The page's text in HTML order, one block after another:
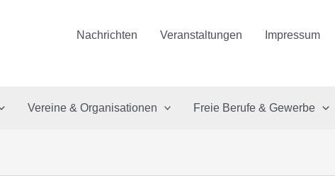
Nachrichten Veranstaltungen Impressum
Vereine & Organisationen Freie Berufe & Gewerbe